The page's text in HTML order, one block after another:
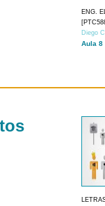
ENG.
Diego
Aula 8